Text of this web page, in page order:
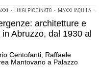
• LUIGI PICCINATO • MAXXI L'AQUILA
architetture e
Abruzzo, dal 1930 al
Centofanti, Raffaele
Mantovano a Palazzo